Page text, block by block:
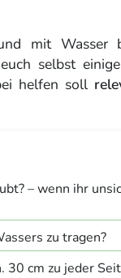
mit Wasser
selbst
helfen soll
– wenn ihr
zu tragen?
30 cm zu jeder